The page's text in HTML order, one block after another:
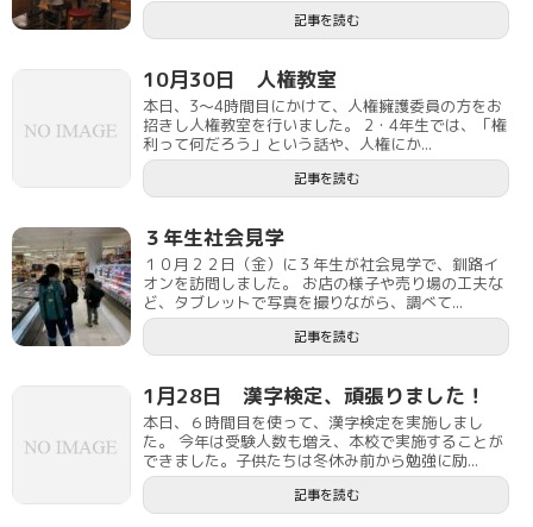
記事を読む
10月30日 人権教室
本日、3～4時間目にかけて、人権擁護委員の方をお
招きし人権教室を行いました。 2・4年生では、「権
利って何だろう」という話や、人権にか...
記事を読む
３年生社会見学
１０月２２日（金）に３年生が社会見学で、釧路イ
オンを訪問しました。 お店の様子や売り場の工夫な
ど、タブレットで写真を撮りながら、調べて...
記事を読む
1月28日 漢字検定、頑張りました！
本日、６時間目を使って、漢字検定を実施しまし
た。 今年は受験人数も増え、本校で実施することが
できました。子供たちは冬休み前から勉強に励...
記事を読む